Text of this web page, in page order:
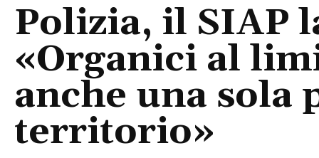
Polizia, il SIAP
«Organici al
anche una sola
territorio»